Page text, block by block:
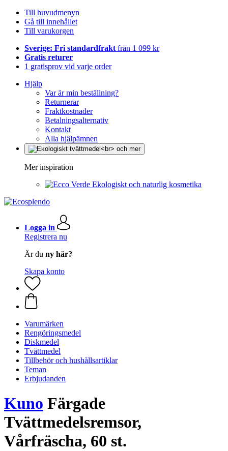
Till huvudmenyn
Gå till innehållet
Till varukorgen
Sverige: Fri standardfrakt från 1 099 kr
Gratis returer
1 gratisprov vid varje order
Hjälp
Var är min beställning?
Returnerar
Fraktkostnader
Betalningsalternativ
Kontakt
Alla hjälpämnen
Mer inspiration
Ekologiskt och naturlig kosmetika
Logga in
Registrera nu
Är du ny här?
Skapa konto
Varumärken
Rengöringsmedel
Diskmedel
Tvättmedel
Tillbehör och hushållsartiklar
Teman
Erbjudanden
Kuno Färgade
Tvättmedelsremsor,
Vårfräscha, 60 st.